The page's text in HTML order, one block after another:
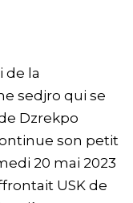
de la
sedjro qui se
Dzrekpo
son petit
20 mai 2023
USK de